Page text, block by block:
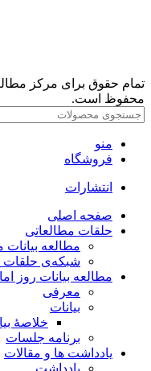
تمام حقوق برای مرکز
محفوظ است.
منو
فروشگاه
انتشارات
صفحه اصلی
حلقات مطالعاتی
مطالعه
شبکه‌ی
مطالعه بیانات روز
معرفی
بیانات
خلاصۀ
برنامه جلسات
یادداشت ها و مقالات
یادداشت